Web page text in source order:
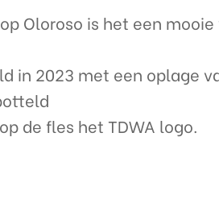
Oloroso is het een
in 2023 met een oplage
de fles het TDWA logo.